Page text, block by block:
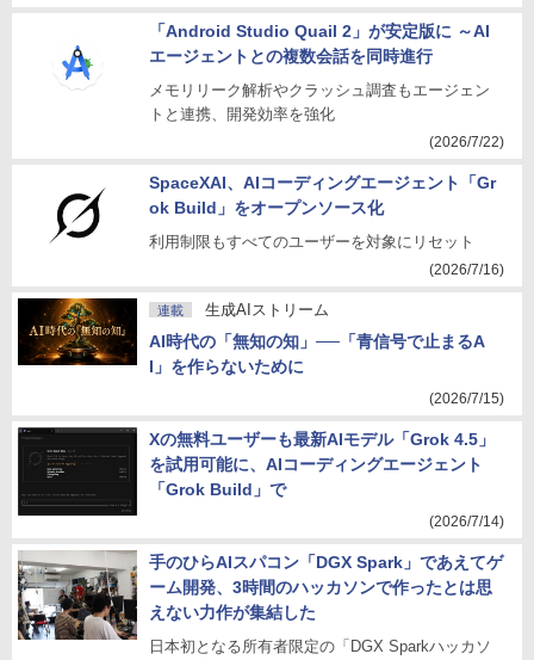
「Android Studio Quail 2」が安定版に ～AI
エージェントとの複数会話を同時進行
メモリリーク解析やクラッシュ調査もエージェン
トと連携、開発効率を強化
(2026/7/22)
SpaceXAI、AIコーディングエージェント「Gr
ok Build」をオープンソース化
利用制限もすべてのユーザーを対象にリセット
(2026/7/16)
連載 生成AIストリーム
AI時代の「無知の知」──「青信号で止まるA
I」を作らないために
(2026/7/15)
Xの無料ユーザーも最新AIモデル「Grok 4.5」
を試用可能に、AIコーディングエージェント
「Grok Build」で
(2026/7/14)
手のひらAIスパコン「DGX Spark」であえてゲ
ーム開発、3時間のハッカソンで作ったとは思
えない力作が集結した
日本初となる所有者限定の「DGX Sparkハッカソ